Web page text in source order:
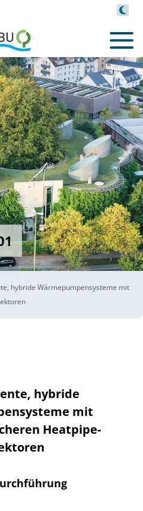
hybride Wärmepumpensysteme mit
hybride
mit
Heatpipe-